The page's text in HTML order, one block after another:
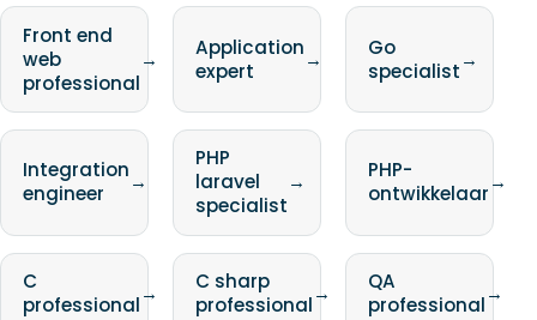
Front end
web
professional
→
Application
expert
→
Go
specialist→
Integration
engineer
→
PHP
laravel
specialist
→
PHP-
ontwikkelaar→
C
professional→
C sharp
professional→
QA
professional→